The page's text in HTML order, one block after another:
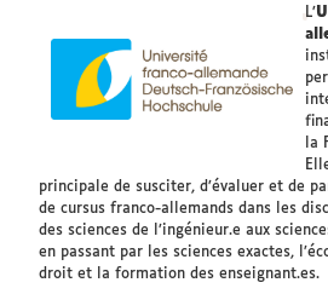
L’
la
principale de susciter, d’évaluer et de
de cursus franco-allemands dans les
des sciences de l’ingénieur.e aux
en passant par les sciences exactes,
droit et la formation des enseignant.es.